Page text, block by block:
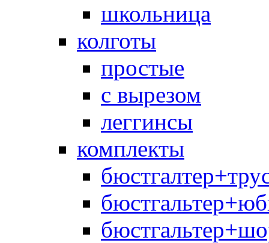
школьница
колготы
простые
с вырезом
леггинсы
комплекты